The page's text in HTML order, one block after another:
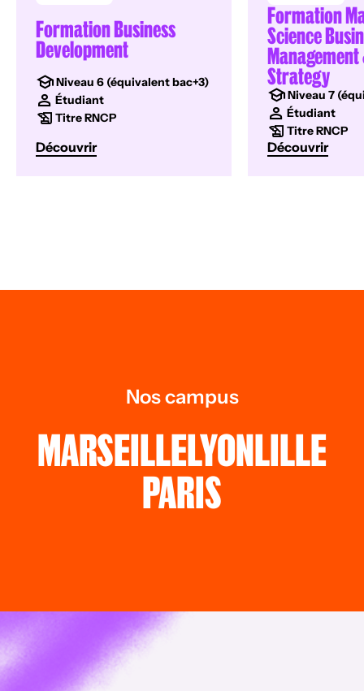
Formation Business
Development
Niveau 6 (équivalent bac+3)
Étudiant
Titre RNCP
Découvrir
Formation
Science
Strategy
Niveau 7
Étudiant
Titre RNCP
Découvrir
Nos campus
MARSEILLELYONLILLE
PARIS